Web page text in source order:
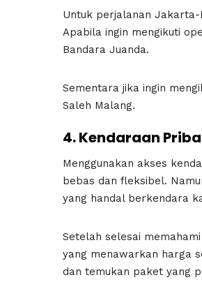
Untuk perjalanan Jakarta-
Apabila ingin mengikuti
Bandara Juanda.
Sementara jika ingin
Saleh Malang.
4. Kendaraan
Menggunakan akses
bebas dan fleksibel.
yang handal berkendara
Setelah selesai
yang menawarkan harga
dan temukan paket yang